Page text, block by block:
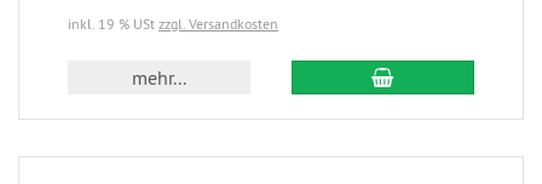
inkl. 19 % USt zzgl. Versandkosten
mehr...